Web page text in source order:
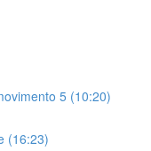
5 (10:20)
(16:23)